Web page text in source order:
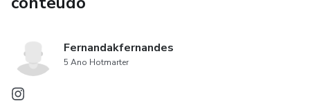
para seu bebê — e isso já é um sinal claro de que você
está no caminho certo. 💛
A verdade é que o sono dos bebês não é igual ao dos
Fernandakfernandes
5 Ano Hotmarter